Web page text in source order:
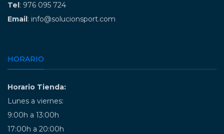
Tel: 976 095 724
Email: info@solucionsport.com
HORARIO
Horario Tienda:
Lunes a viernes:
9:00h a 13:00h
17:00h a 20:00h